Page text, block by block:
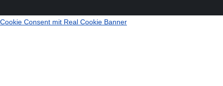
Cookie Consent mit Real Cookie Banner